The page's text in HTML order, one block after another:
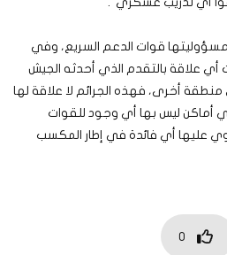
قوات الدعم السريع، وفي
أي علاقة بالتقدم الذي أحدثه الجيش
أخرى، فهذه الجرائم لا علاقة لها
ليس بها أي وجود للقوات
عليها أي فائدة في إطار المكسب
0